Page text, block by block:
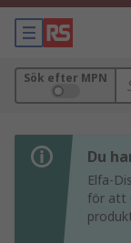
Sök efter MPN
Du
Elfa-
för att